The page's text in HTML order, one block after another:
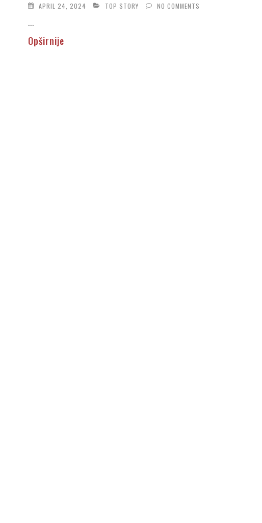
APRIL 24, 2024 TOP STORY NO COMMENTS
...
Opširnije